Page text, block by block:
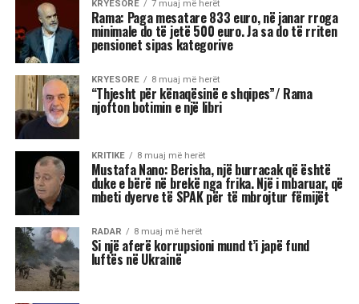
Fitorja e Mamdanit duhet të
trajtohet me kujdes nga
Partia Demokratike. Ajo ka
rizbuluar aftësitë e
ndërmjetësimit agresiv të
Barack Obamës, duke
shfrytëzuar shqetësimet e
votuesve në lidhje me
ekonominë përpara
zgjedhjeve të mesit të
mandatit…